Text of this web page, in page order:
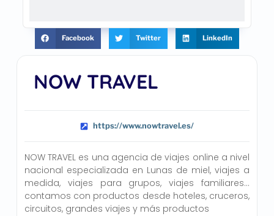
NOW TRAVEL
https://www.nowtravel.es/
NOW TRAVEL es una agencia de viajes online a nivel
nacional especializada en Lunas de miel, viajes a
medida, viajes para grupos, viajes familiares…
contamos con productos desde hoteles, cruceros,
circuitos, grandes viajes y más productos
Facebook Twitter LinkedIn